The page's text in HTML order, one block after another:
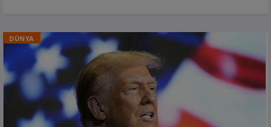
DÜNYA